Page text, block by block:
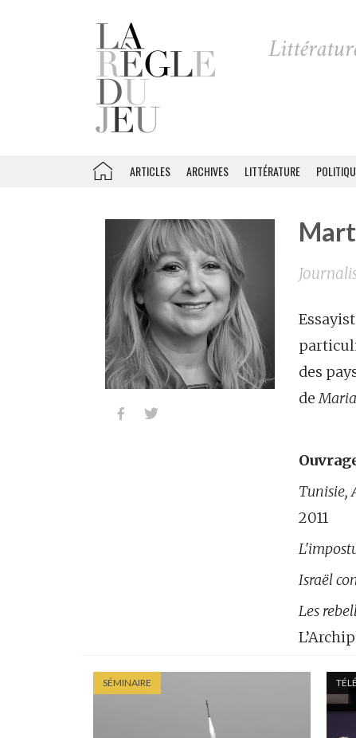
ARTICLES ARCHIVES LITTÉRATURE
 
des
de
Tunisie,
2011
Israël
Les
SÉMINAIRE